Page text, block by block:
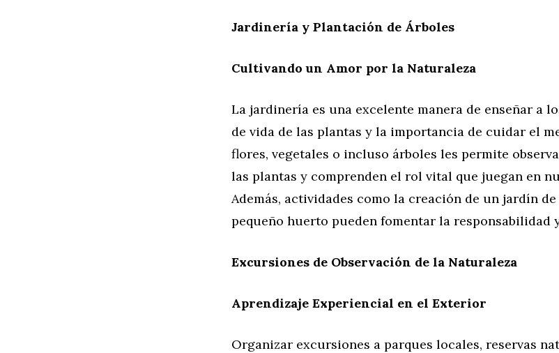
Jardinería y Plantación de Árboles
Cultivando un Amor por la Naturaleza
La jardinería es una excelente manera de enseñar a
de vida de las plantas y la importancia de cuidar el
flores, vegetales o incluso árboles les permite
las plantas y comprenden el rol vital que juegan en
Además, actividades como la creación de un jardín
pequeño huerto pueden fomentar la responsabilidad
Excursiones de Observación de la Naturaleza
Aprendizaje Experiencial en el Exterior
Organizar excursiones a parques locales, reservas